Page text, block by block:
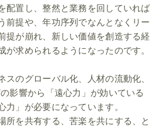
配置し、整然と業務を回していれば
前提や、年功序列でなんとなくリー
提が崩れ、新しい価値を創造する経
が求められるようになったのです。
スのグローバル化、人材の流動化、
影響から「遠心力」が効いている
力」が必要になっています。
所を共有する、苦楽を共にする、と